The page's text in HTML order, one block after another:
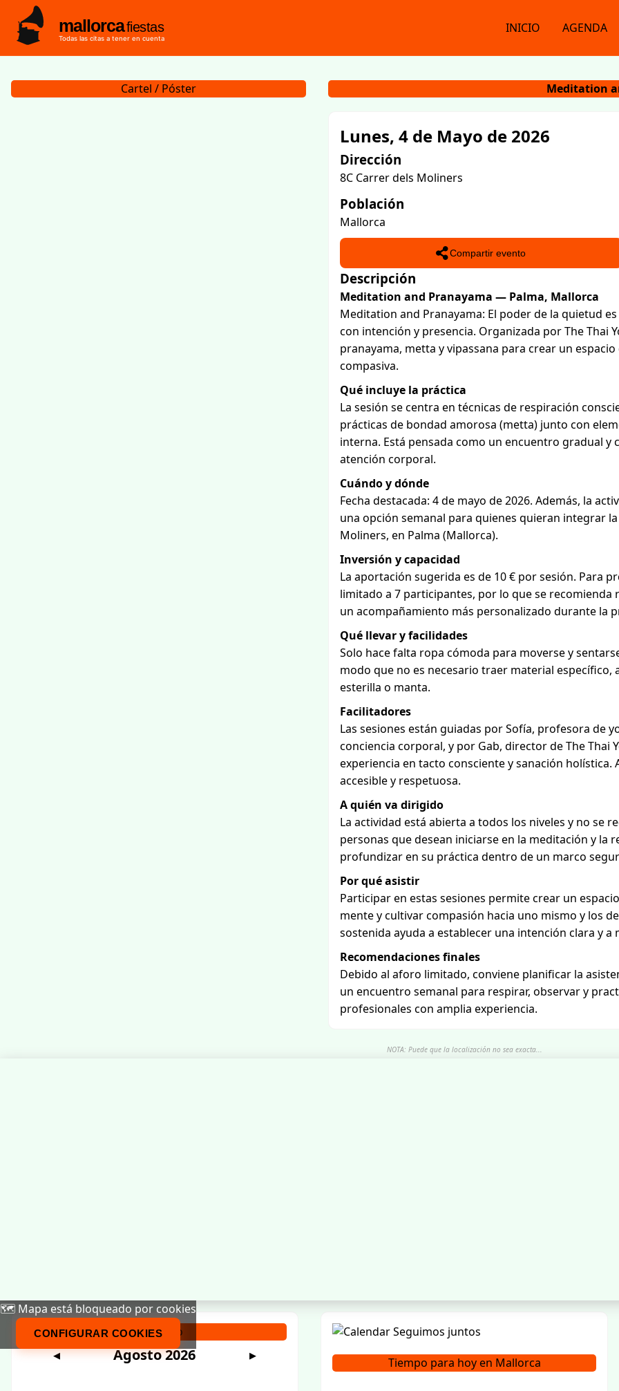
mallorcafiestas
Todas las citas a tener en cuenta
INICIO AGENDA
Cartel / Póster Meditation
Lunes, 4 de Mayo de 2026
Dirección
8C Carrer dels Moliners
Población
Mallorca
Compartir evento
Descripción
Meditation and Pranayama — Palma, Mallorca
Meditation and Pranayama: El poder de la quietud
con intención y presencia. Organizada por The Thai
pranayama, metta y vipassana para crear un
compasiva.
Qué incluye la práctica
La sesión se centra en técnicas de respiración
prácticas de bondad amorosa (metta) junto con
interna. Está pensada como un encuentro gradual
atención corporal.
Cuándo y dónde
Fecha destacada: 4 de mayo de 2026. Además, la
una opción semanal para quienes quieran integrar
Moliners, en Palma (Mallorca).
Inversión y capacidad
La aportación sugerida es de 10 € por sesión. Para
limitado a 7 participantes, por lo que se
un acompañamiento más personalizado durante la
Qué llevar y facilidades
Solo hace falta ropa cómoda para moverse y
modo que no es necesario traer material
esterilla o manta.
Facilitadores
Las sesiones están guiadas por Sofía, profesora de
conciencia corporal, y por Gab, director de The Thai
experiencia en tacto consciente y sanación
accesible y respetuosa.
A quién va dirigido
La actividad está abierta a todos los niveles y no se
personas que desean iniciarse en la meditación y la
profundizar en su práctica dentro de un marco
Por qué asistir
Participar en estas sesiones permite crear un
mente y cultivar compasión hacia uno mismo y los
sostenida ayuda a establecer una intención clara y
Recomendaciones finales
Debido al aforo limitado, conviene planificar la
un encuentro semanal para respirar, observar y
profesionales con amplia experiencia.
NOTA: Puede que la localización no sea exacta...
🗺️ Mapa está bloqueado por cookies
CONFIGURAR COOKIES
Calendario
◀ Agosto 2026 ▶ Tiempo para hoy en Mallorca